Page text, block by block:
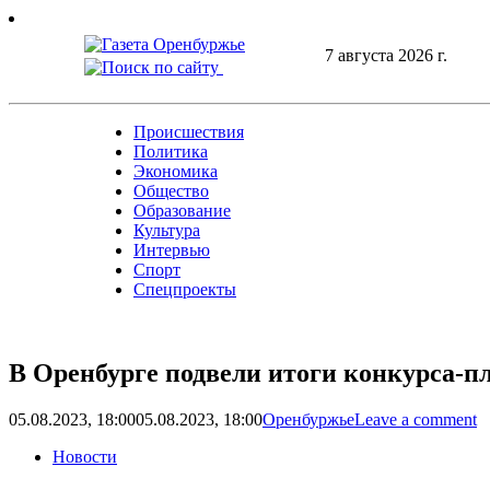
Skip
7 августа 2026 г.
Происшествия
Политика
Экономика
Общество
Образование
Культура
Интервью
Спорт
Спецпроекты
В Оренбурге подвели итоги конкурса-
05.08.2023, 18:0005.08.2023, 18:00ОренбуржьеLeave a comment
Новости